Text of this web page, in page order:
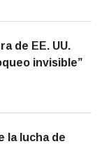
de EE. UU.
invisible”
la lucha de